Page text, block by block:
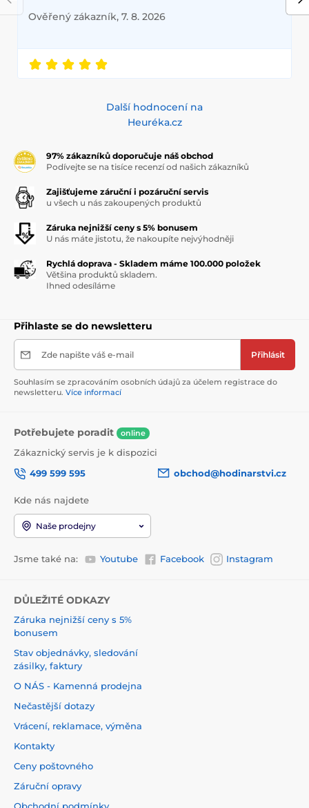
Ověřený zákazník, 7. 8. 2026
Další hodnocení na
Heuréka.cz
97% zákazníků doporučuje náš obchod
Podívejte se na tisíce recenzí od našich zákazníků
Zajišťujeme záruční i pozáruční servis
u všech u nás zakoupených produktů
Záruka nejnižší ceny s 5% bonusem
U nás máte jistotu, že nakoupíte nejvýhodněji
Rychlá doprava - Skladem máme 100.000 položek
Většina produktů skladem.
Ihned odesíláme
Přihlaste se do newsletteru
Zde napište váš e-mail Přihlásit
Souhlasím se zpracováním osobních údajů za účelem registrace do
newsletteru. Více informací
Potřebujete poradit online
Zákaznický servis je k dispozici
499 599 595
obchod@hodinarstvi.cz
Kde nás najdete
Naše prodejny
Jsme také na: Youtube Facebook Instagram
DŮLEŽITÉ ODKAZY
Záruka nejnižší ceny s 5%
bonusem
Stav objednávky, sledování
zásilky, faktury
O NÁS - Kamenná prodejna
Nečastější dotazy
Vrácení, reklamace, výměna
Kontakty
Ceny poštovného
Záruční opravy